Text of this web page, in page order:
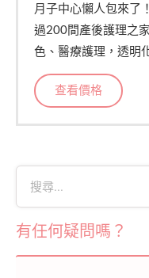
月子中心懶人包來了
過200間產後護理之
色、醫療護理，透明
查看價格
有任何疑問嗎？